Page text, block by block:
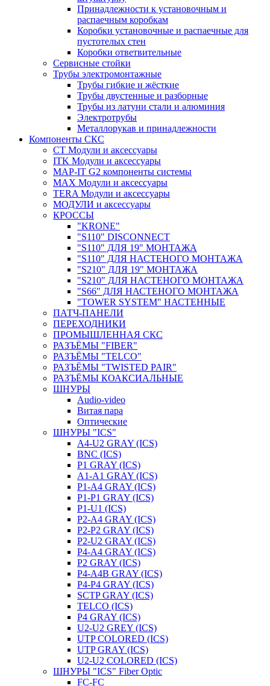
Принадлежности к установочным и
распаечным коробкам
Коробки установочные и распаечные для
пустотелых стен
Коробки ответвительные
Сервисные стойки
Трубы электромонтажные
Трубы гибкие и жёсткие
Трубы двустенные и разборные
Трубы из латуни стали и алюминия
Электротрубы
Металлорукав и принадлежности
Компоненты СКС
CT Модули и аксессуары
ITK Модули и аксессуары
MAP-IT G2 компоненты системы
MAX Модули и аксессуары
TERA Модули и аксессуары
МОДУЛИ и аксессуары
КРОССЫ
"KRONE"
"S110" DISCONNECT
"S110" ДЛЯ 19" МОНТАЖА
"S110" ДЛЯ НАСТЕНОГО МОНТАЖА
"S210" ДЛЯ 19" МОНТАЖА
"S210" ДЛЯ НАСТЕНОГО МОНТАЖА
"S66" ДЛЯ НАСТЕНОГО МОНТАЖА
"TOWER SYSTEM" НАСТЕННЫЕ
ПАТЧ-ПАНЕЛИ
ПЕРЕХОДНИКИ
ПРОМЫШЛЕННАЯ СКС
РАЗЪЁМЫ "FIBER"
РАЗЪЁМЫ "TELCO"
РАЗЪЁМЫ "TWISTED PAIR"
РАЗЪЁМЫ КОАКСИАЛЬНЫЕ
ШНУРЫ
Audio-video
Витая пара
Оптические
ШНУРЫ "ICS"
A4-U2 GRAY (ICS)
BNC (ICS)
P1 GRAY (ICS)
A1-A1 GRAY (ICS)
P1-A4 GRAY (ICS)
P1-P1 GRAY (ICS)
P1-U1 (ICS)
P2-A4 GRAY (ICS)
P2-P2 GRAY (ICS)
P2-U2 GRAY (ICS)
P4-A4 GRAY (ICS)
P2 GRAY (ICS)
P4-A4B GRAY (ICS)
P4-P4 GRAY (ICS)
SCTP GRAY (ICS)
TELCO (ICS)
P4 GRAY (ICS)
U2-U2 GREY (ICS)
UTP COLORED (ICS)
UTP GRAY (ICS)
U2-U2 COLORED (ICS)
ШНУРЫ "ICS" Fiber Optic
FC-FC